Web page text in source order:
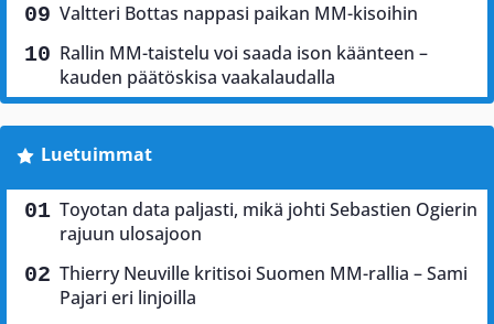
Valtteri Bottas nappasi paikan MM-kisoihin
Rallin MM-taistelu voi saada ison käänteen –
kauden päätöskisa vaakalaudalla
Luetuimmat
Toyotan data paljasti, mikä johti Sebastien Ogierin
rajuun ulosajoon
Thierry Neuville kritisoi Suomen MM-rallia – Sami
Pajari eri linjoilla